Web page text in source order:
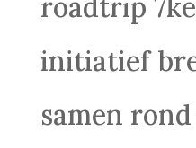
roadtrip
initiatief
samen